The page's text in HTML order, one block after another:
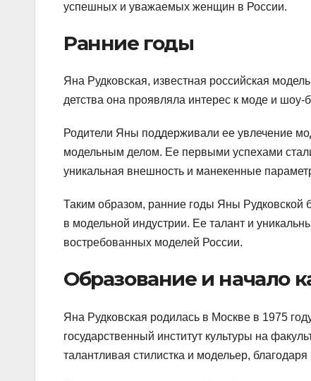
успешных и уважаемых женщин в России.
Ранние годы
Яна Рудковская, известная российская
детства она проявляла интерес к моде и шоу-
Родители Яны поддерживали ее увлечение
модельным делом. Ее первыми успехами
уникальная внешность и манекенные
Таким образом, ранние годы Яны
в модельной индустрии. Ее талант и
востребованных моделей России.
Образование и начало
Яна Рудковская родилась в Москве в 1975
государственный институт культуры на
талантливая стилистка и модельер,